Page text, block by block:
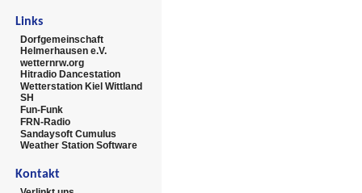
Links
Dorfgemeinschaft
Helmerhausen e.V.
wetternrw.org
Hitradio Dancestation
Wetterstation Kiel Wittland
SH
Fun-Funk
FRN-Radio
Sandaysoft Cumulus
Weather Station Software
Kontakt